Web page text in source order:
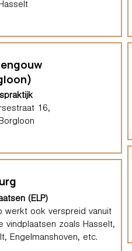
16,
(ELP)
werkt ook verspreid vanuit
vindplaatsen zoals Hasselt,
Engelmanshoven, etc.